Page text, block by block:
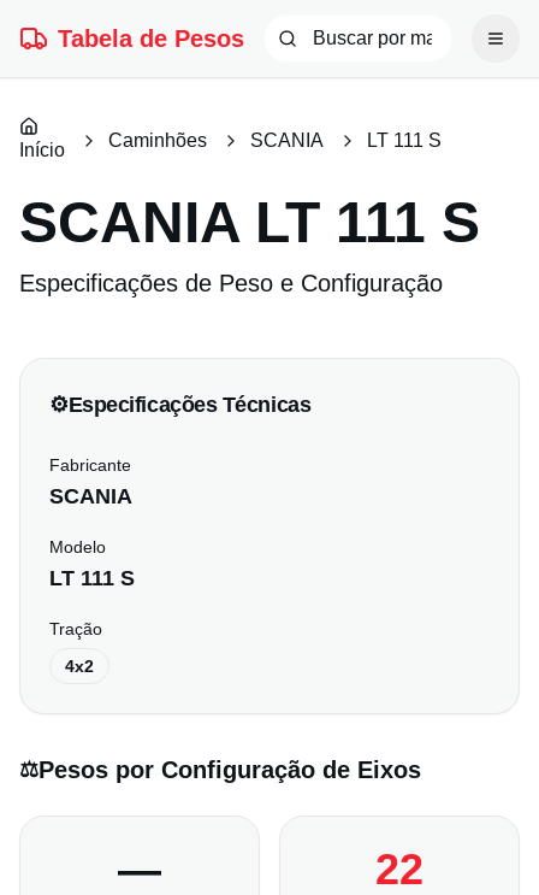
Tabela de Pesos
Início Caminhões SCANIA LT 111 S
SCANIA LT 111 S
Especificações de Peso e Configuração
⚙️Especificações Técnicas
Fabricante
SCANIA
Modelo
LT 111 S
Tração
4x2
⚖️Pesos por Configuração de Eixos
— 22